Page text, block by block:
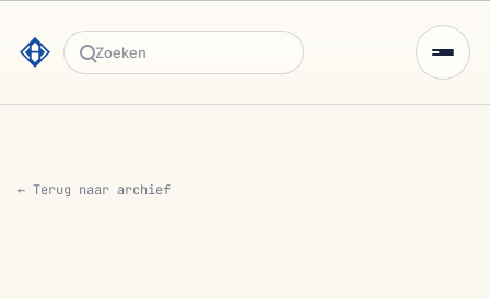
Zoeken
← Terug naar archief